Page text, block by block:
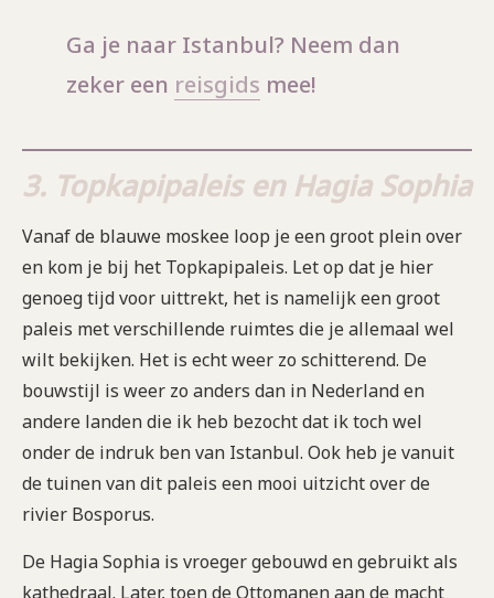
Ga je naar Istanbul? Neem dan
zeker een reisgids mee!
3. Topkapipaleis en Hagia Sophia
Vanaf de blauwe moskee loop je een groot plein over
en kom je bij het Topkapipaleis. Let op dat je hier
genoeg tijd voor uittrekt, het is namelijk een groot
paleis met verschillende ruimtes die je allemaal wel
wilt bekijken. Het is echt weer zo schitterend. De
bouwstijl is weer zo anders dan in Nederland en
andere landen die ik heb bezocht dat ik toch wel
onder de indruk ben van Istanbul. Ook heb je vanuit
de tuinen van dit paleis een mooi uitzicht over de
rivier Bosporus.
De Hagia Sophia is vroeger gebouwd en gebruikt als
kathedraal. Later, toen de Ottomanen aan de macht